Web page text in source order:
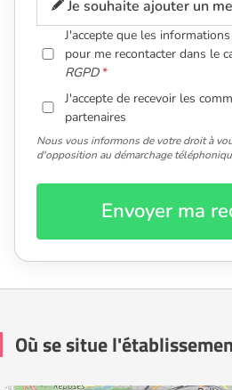
Je souhaite ajouter un
J'accepte que les
pour me recontacter dans le
RGPD
J'accepte de recevoir les
partenaires
Nous vous informons de votre droit à
d'opposition au démarchage
Envoyer ma
Où se situe